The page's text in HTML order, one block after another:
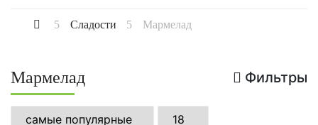
Сладости Мармелад
Мармелад Фильтры